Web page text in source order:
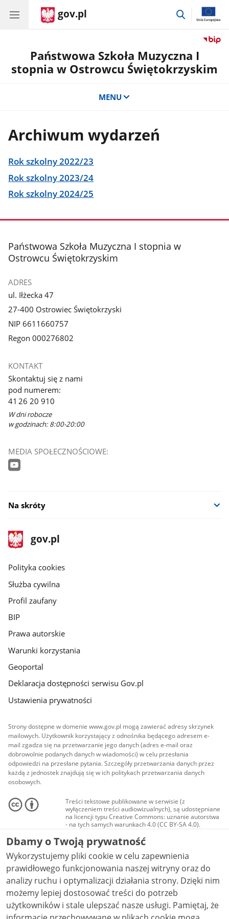
gov.pl
przejdź
Państwowa Szkoła Muzyczna I
stopnia w Ostrowcu Świętokrzyskim
MENU
Archiwum wydarzeń
Rok szkolny 2022/23
Rok szkolny 2023/24
Rok szkolny 2024/25
stopka
Państwowa Szkoła Muzyczna I stopnia w
Ostrowcu Świętokrzyskim
ADRES
ul. Iłżecka 47
27-400 Ostrowiec Świętokrzyski
NIP 6611660757
Regon 000276802
KONTAKT
Skontaktuj się z nami
pod numerem:
41 26 20 910
W dni robocze
w godzinach: 8:00-20:00
MEDIA SPOŁECZNOŚCIOWE:
Na skróty
stopka
gov.pl
Strona
gov.pl
gov.pl
Polityka cookies
Służba cywilna
Profil zaufany
BIP
Prawa autorskie
Warunki korzystania
Geoportal
Deklaracja dostępności serwisu Gov.pl
Ustawienia prywatności
Strony dostępne w domenie www.gov.pl mogą zawierać adresy skrzynek
mailowych. Użytkownik korzystający z odnośnika będącego adresem e-
mail zgadza się na przetwarzanie jego danych (adres e-mail oraz
dobrowolnie podanych danych w wiadomości) w celu przesłania
odpowiedzi na przesłane pytania. Szczegóły przetwarzania danych przez
każdą z jednostek znajdują się w ich politykach przetwarzania danych
osobowych.
Treści tekstowe publikowane w serwisie (z
wyłączeniem treści audiowizualnych), są udostępniane
na licencji typu Creative Commons: uznanie autorstwa
- na tych samych warunkach 4.0 (CC BY-SA 4.0).
Materiały audiowizualne, w tym zdjęcia, materiały
audio i wideo, są udostępniane na licencji typu
Creative Commons: uznanie autorstwa użycie
niekomercyjne - bez utworów zależnych 4.0 (CC BY-
NC-ND 4.0), o ile nie jest to stwierdzone inaczej.
Dbamy o Twoją prywatność
Wykorzystujemy pliki cookie w celu zapewnienia
prawidłowego funkcjonowania naszej witryny oraz do
analizy ruchu i optymalizacji działania strony. Dzięki nim
możemy lepiej dostosować treści do potrzeb
użytkowników i stale ulepszać nasze usługi. Pamiętaj, że